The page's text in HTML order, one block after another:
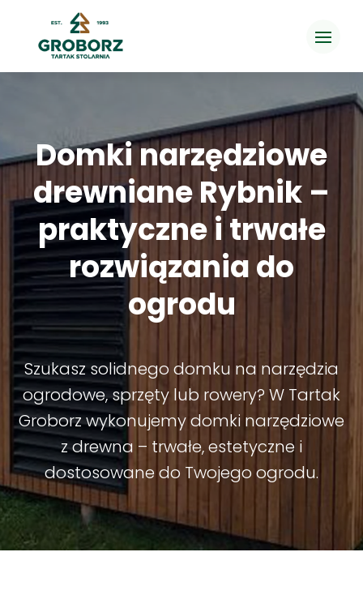
Domki narzędziowe
drewniane Rybnik –
praktyczne i trwałe
rozwiązania do
ogrodu
Szukasz solidnego domku na narzędzia
ogrodowe, sprzęty lub rowery? W Tartak
Groborz wykonujemy domki narzędziowe
z drewna – trwałe, estetyczne i
dostosowane do Twojego ogrodu.